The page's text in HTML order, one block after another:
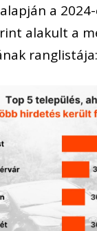
a
alakult a
ranglistája: